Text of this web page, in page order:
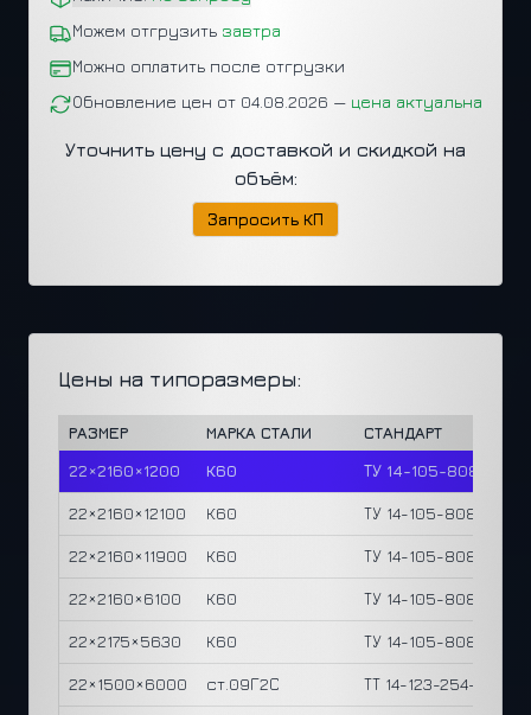
Можем отгрузить завтра
Можно оплатить после отгрузки
Обновление цен от 04.08.2026 — цена актуальна
Уточнить цену с доставкой и скидкой на
объём:
Запросить КП
Цены на типоразмеры:
РАЗМЕР МАРКА СТАЛИ
СТАНДАРТ
22×2160×1200
К60 ТУ 14-105-808-2023
22×2160×12100 К60 ТУ 14-105-808-2023
22×2160×11900 К60 ТУ 14-105-808-2023
22×2160×6100 К60 ТУ 14-105-808-2023
22×2175×5630 К60 ТУ 14-105-808-2023
22×1500×6000 ст.09Г2С ТТ 14-123-254-2019